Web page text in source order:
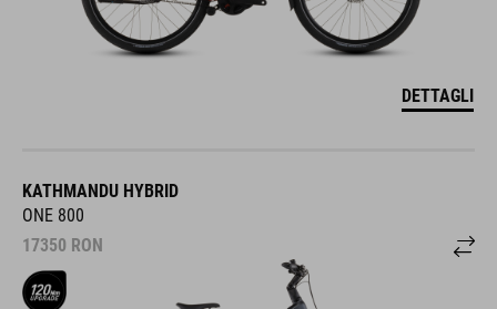
DETTAGLI
KATHMANDU HYBRID
ONE 800
17350 RON